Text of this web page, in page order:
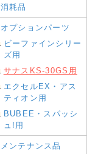
消耗品
オプションパーツ
ビーファインシリー
ズ用
サナスKS-30GS用
エクセルEX・アス
ティオン用
BUBEE・スパッシ
ュ!用
メンテナンス品